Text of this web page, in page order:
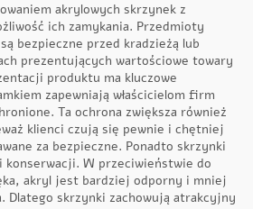
akrylowych skrzynek z
ich zamykania. Przedmioty
bezpieczne przed kradzieżą lub
prezentujących wartościowe towary
produktu ma kluczowe
zapewniają właścicielom firm
Ta ochrona zwiększa również
klienci czują się pewnie i chętniej
za bezpieczne. Ponadto skrzynki
konserwacji. W przeciwieństwie do
akryl jest bardziej odporny i mniej
Dlatego skrzynki zachowują atrakcyjny